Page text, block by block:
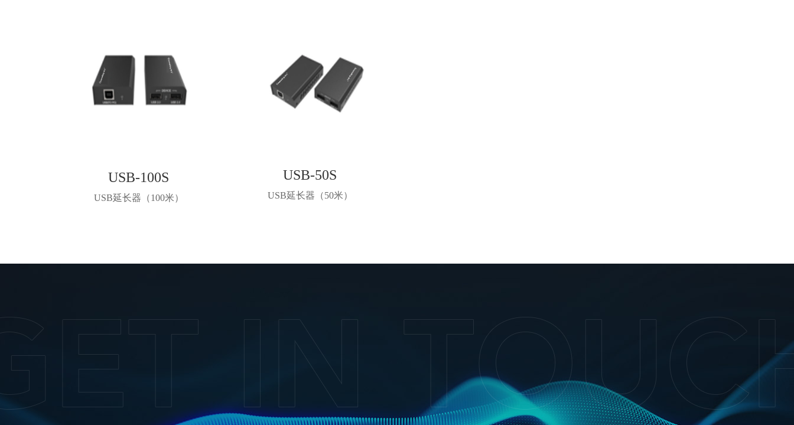
USB-100S
USB延长器（100米）
USB-50S
USB延长器（50米）